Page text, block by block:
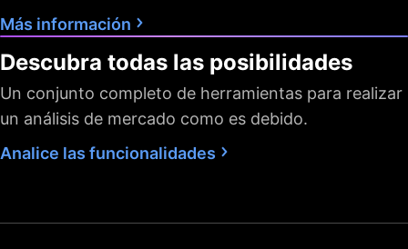
suscripciones
de mercado
2 4
Barras históricas
disponibles
5K 10K 10K
respaldo dedicada
los valores)
Más información
Descubra todas las posibilidades
Un conjunto completo de herramientas para realizar
un análisis de mercado como es debido.
Analice las funcionalidades